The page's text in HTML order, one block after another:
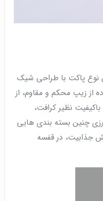
نوع پاکت با طراحی شیک
از زیپ محکم و مقاوم، از
نظیر کرافت،
چنین بسته‌ بندی‌ هایی
جذابیت، در قفسه